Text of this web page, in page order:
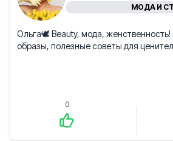
МОДА И
Ольга🕊️ Beauty, мода,
образы, полезные советы для
0